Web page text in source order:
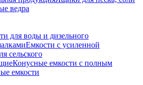
ведра
для воды и дизельного
Емкости с усиленной
сельского
Конусные емкости с полным
емкости